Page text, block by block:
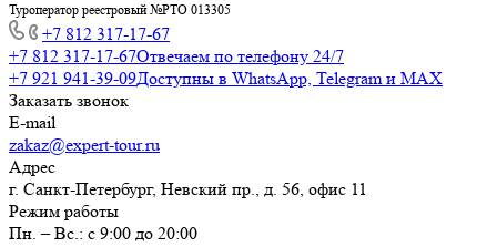
Туроператор реестровый №РТО 013305
+7 812 317-17-67
+7 812 317-17-67Отвечаем по телефону 24/7
+7 921 941-39-09Доступны в WhatsApp, Telegram и MAX
Заказать звонок
E-mail
zakaz@expert-tour.ru
Адрес
г. Санкт-Петербург, Невский пр., д. 56, офис 11
Режим работы
Пн. – Вс.: с 9:00 до 20:00